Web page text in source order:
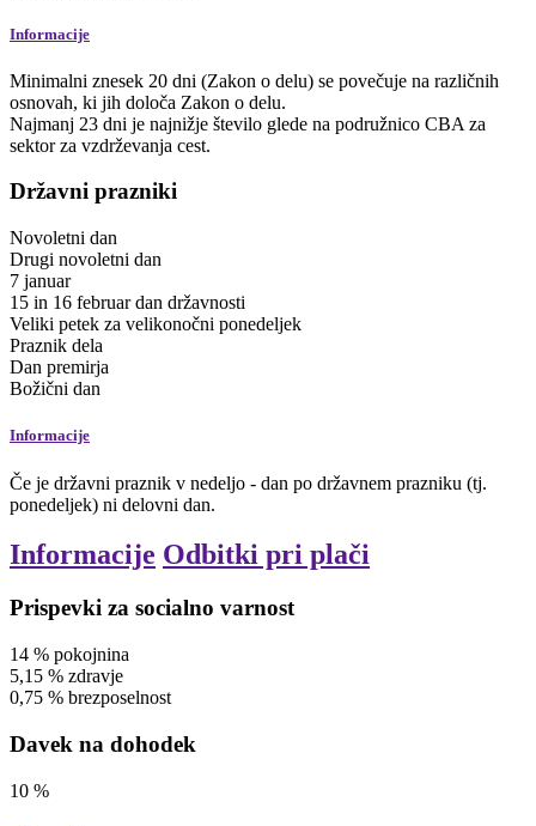
Informacije
Minimalni znesek 20 dni (Zakon o delu) se povečuje na različnih
osnovah, ki jih določa Zakon o delu.
Najmanj 23 dni je najnižje število glede na podružnico CBA za
sektor za vzdrževanja cest.
Državni prazniki
Novoletni dan
Drugi novoletni dan
7 januar
15 in 16 februardan državnosti
Veliki petek za velikonočni ponedeljek
Praznik dela
Dan premirja
Božični dan
Informacije
Če je državni praznik v nedeljo - dan po državnem prazniku (tj.
ponedeljek) ni delovni dan.
Informacije Odbitki pri plači
Prispevki za socialno varnost
14 % pokojnina
5,15 % zdravje
0,75 % brezposelnost
Davek na dohodek
10 %